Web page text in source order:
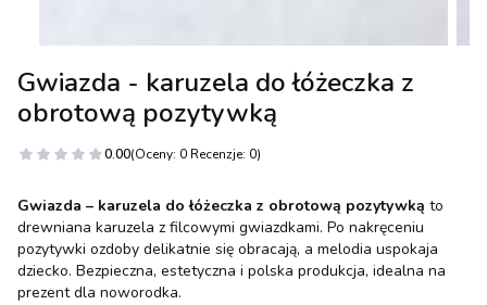
Gwiazda - karuzela do łóżeczka z
obrotową pozytywką
0.00(Oceny: 0 Recenzje: 0)
Gwiazda – karuzela do łóżeczka z obrotową pozytywką to
drewniana karuzela z filcowymi gwiazdkami. Po nakręceniu
pozytywki ozdoby delikatnie się obracają, a melodia uspokaja
dziecko. Bezpieczna, estetyczna i polska produkcja, idealna na
prezent dla noworodka.